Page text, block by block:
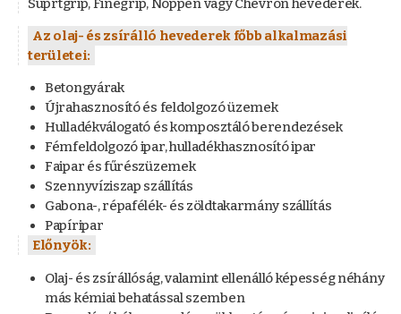
Suprtgrip, Finegrip, Noppen vagy Chevron hevederek.
Az olaj- és zsírálló hevederek főbb alkalmazási
területei:
Betongyárak
Újrahasznosító és feldolgozó üzemek
Hulladékválogató és komposztáló berendezések
Fémfeldolgozó ipar, hulladékhasznosító ipar
Faipar és fűrészüzemek
Szennyvíziszap szállítás
Gabona-, répafélék- és zöldtakarmány szállítás
Papíripar
Előnyök:
Olaj- és zsírállóság, valamint ellenálló képesség néhány
más kémiai behatással szemben